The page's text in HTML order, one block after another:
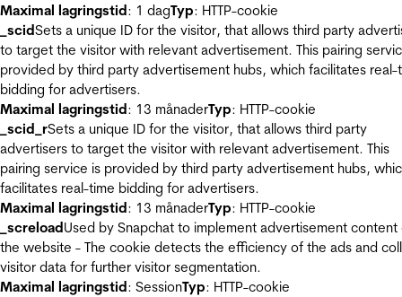
Maximal lagringstid: 1 dagTyp: HTTP-cookie
_scidSets a unique ID for the visitor, that allows third party
to target the visitor with relevant advertisement. This pairing
provided by third party advertisement hubs, which facilitates real-
bidding for advertisers.
Maximal lagringstid: 13 månaderTyp: HTTP-cookie
_scid_rSets a unique ID for the visitor, that allows third party
advertisers to target the visitor with relevant advertisement. This
pairing service is provided by third party advertisement hubs,
facilitates real-time bidding for advertisers.
Maximal lagringstid: 13 månaderTyp: HTTP-cookie
_screloadUsed by Snapchat to implement advertisement content
the website - The cookie detects the efficiency of the ads and
visitor data for further visitor segmentation.
Maximal lagringstid: SessionTyp: HTTP-cookie